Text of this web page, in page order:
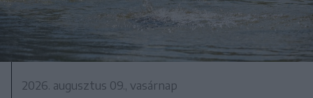
2026. augusztus 09., vasárnap